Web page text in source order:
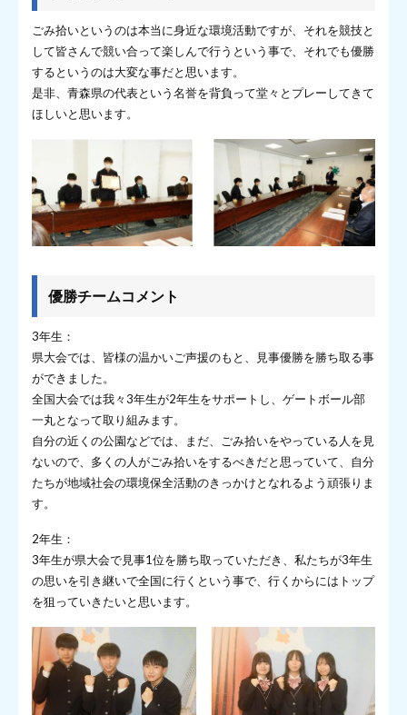
ごみ拾いというのは本当に身近な環境活動ですが、それを競技と
して皆さんで競い合って楽しんで行うという事で、それでも優勝
するというのは大変な事だと思います。
是非、青森県の代表という名誉を背負って堂々とプレーしてきて
ほしいと思います。
優勝チームコメント
3年生：
県大会では、皆様の温かいご声援のもと、見事優勝を勝ち取る事
ができました。
全国大会では我々3年生が2年生をサポートし、ゲートボール部
一丸となって取り組みます。
自分の近くの公園などでは、まだ、ごみ拾いをやっている人を見
ないので、多くの人がごみ拾いをするべきだと思っていて、自分
たちが地域社会の環境保全活動のきっかけとなれるよう頑張りま
す。
2年生：
3年生が県大会で見事1位を勝ち取っていただき、私たちが3年生
の思いを引き継いで全国に行くという事で、行くからにはトップ
を狙っていきたいと思います。